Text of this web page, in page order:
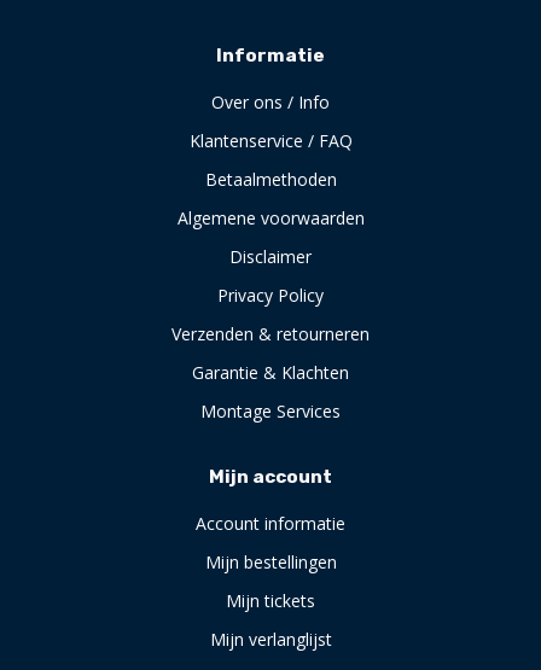
Informatie
Over ons / Info
Klantenservice / FAQ
Betaalmethoden
Algemene voorwaarden
Disclaimer
Privacy Policy
Verzenden & retourneren
Garantie & Klachten
Montage Services
Mijn account
Account informatie
Mijn bestellingen
Mijn tickets
Mijn verlanglijst